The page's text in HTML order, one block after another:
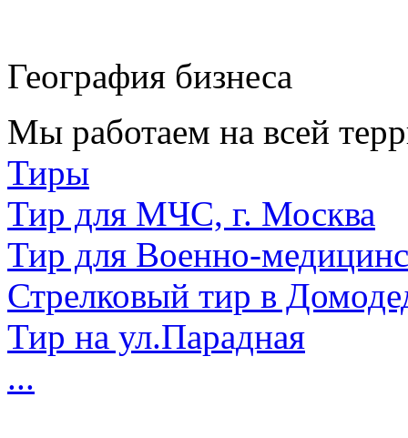
География бизнеса
Мы работаем на всей
Тиры
Тир для МЧС, г. Москва
Тир для Военно-
Стрелковый тир в
Тир на ул.Парадная
...